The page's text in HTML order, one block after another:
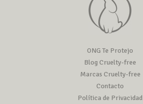
ONG Te Protejo
Blog Cruelty-free
Marcas Cruelty-free
Contacto
Política de Privacidad